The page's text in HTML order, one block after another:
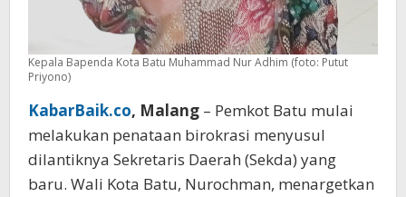
Kepala Bapenda Kota Batu Muhammad Nur Adhim (foto: Putut
Priyono)
KabarBaik.co, Malang – Pemkot Batu mulai
melakukan penataan birokrasi menyusul
dilantiknya Sekretaris Daerah (Sekda) yang
baru. Wali Kota Batu, Nurochman, menargetkan